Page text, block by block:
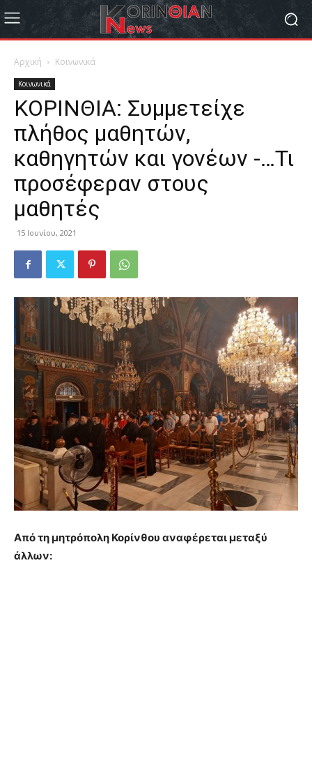
Αρχική Κοινωνικά
Κοινωνικά
ΚΟΡΙΝΘΙΑ: Συμμετείχε
πλήθος μαθητών,
καθηγητών και γονέων -…Τι
προσέφεραν στους
μαθητές
15 Ιουνίου, 2021
Από τη μητρόπολη Κορίνθου αναφέρεται μεταξύ
άλλων: